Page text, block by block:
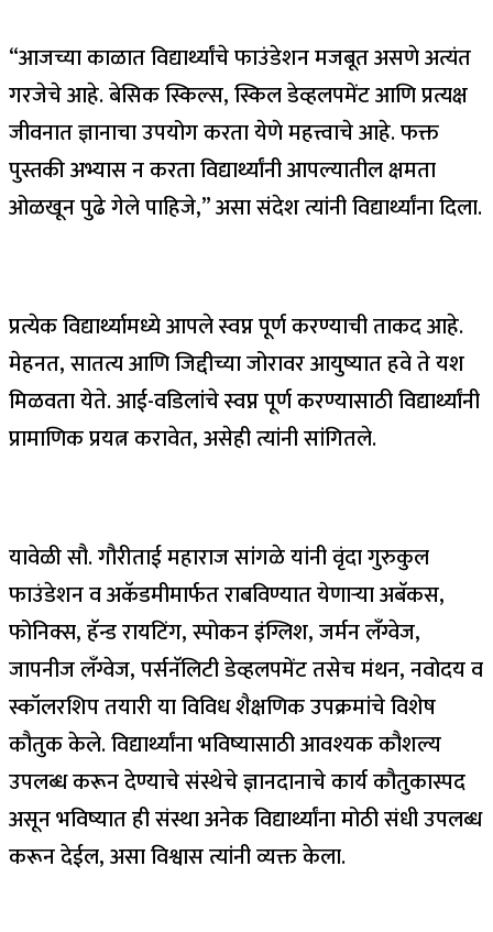
“आजच्या काळात विद्यार्थ्यांचे फाउंडेशन मजबूत असणे अत्यंत
गरजेचे आहे. बेसिक स्किल्स, स्किल डेव्हलपमेंट आणि प्रत्यक्ष
जीवनात ज्ञानाचा उपयोग करता येणे महत्त्वाचे आहे. फक्त
पुस्तकी अभ्यास न करता विद्यार्थ्यांनी आपल्यातील क्षमता
ओळखून पुढे गेले पाहिजे,” असा संदेश त्यांनी विद्यार्थ्यांना दिला.
प्रत्येक विद्यार्थ्यामध्ये आपले स्वप्न पूर्ण करण्याची ताकद आहे.
मेहनत, सातत्य आणि जिद्दीच्या जोरावर आयुष्यात हवे ते यश
मिळवता येते. आई-वडिलांचे स्वप्न पूर्ण करण्यासाठी विद्यार्थ्यांनी
प्रामाणिक प्रयत्न करावेत, असेही त्यांनी सांगितले.
यावेळी सौ. गौरीताई महाराज सांगळे यांनी वृंदा गुरुकुल
फाउंडेशन व अकॅडमीमार्फत राबविण्यात येणाऱ्या अबॅकस,
फोनिक्स, हॅन्ड रायटिंग, स्पोकन इंग्लिश, जर्मन लँग्वेज,
जापनीज लँग्वेज, पर्सनॅलिटी डेव्हलपमेंट तसेच मंथन, नवोदय व
स्कॉलरशिप तयारी या विविध शैक्षणिक उपक्रमांचे विशेष
कौतुक केले. विद्यार्थ्यांना भविष्यासाठी आवश्यक कौशल्य
उपलब्ध करून देण्याचे संस्थेचे ज्ञानदानाचे कार्य कौतुकास्पद
असून भविष्यात ही संस्था अनेक विद्यार्थ्यांना मोठी संधी उपलब्ध
करून देईल, असा विश्वास त्यांनी व्यक्त केला.